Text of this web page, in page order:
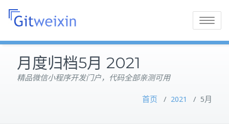
Toggle
月度归档5月 2021
精品微信小程序开发门户，代码全部亲测可用
首页 / 2021 / 5月